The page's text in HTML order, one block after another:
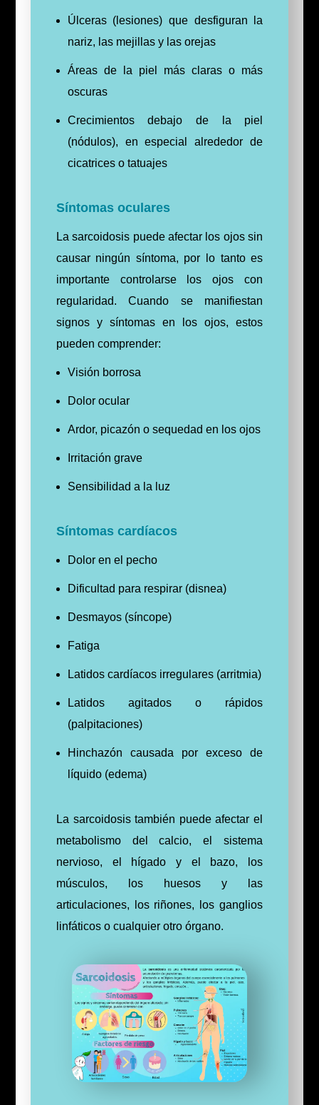
Úlceras (lesiones) que desfiguran la
nariz, las mejillas y las orejas
Áreas de la piel más claras o más
oscuras
Crecimientos debajo de la piel
(nódulos), en especial alrededor de
cicatrices o tatuajes
Síntomas oculares
La sarcoidosis puede afectar los ojos sin
causar ningún síntoma, por lo tanto es
importante controlarse los ojos con
regularidad. Cuando se manifiestan
signos y síntomas en los ojos, estos
pueden comprender:
Visión borrosa
Dolor ocular
Ardor, picazón o sequedad en los ojos
Irritación grave
Sensibilidad a la luz
Síntomas cardíacos
Dolor en el pecho
Dificultad para respirar (disnea)
Desmayos (síncope)
Fatiga
Latidos cardíacos irregulares (arritmia)
Latidos agitados o rápidos
(palpitaciones)
Hinchazón causada por exceso de
líquido (edema)
La sarcoidosis también puede afectar el
metabolismo del calcio, el sistema
nervioso, el hígado y el bazo, los
músculos, los huesos y las
articulaciones, los riñones, los ganglios
linfáticos o cualquier otro órgano.